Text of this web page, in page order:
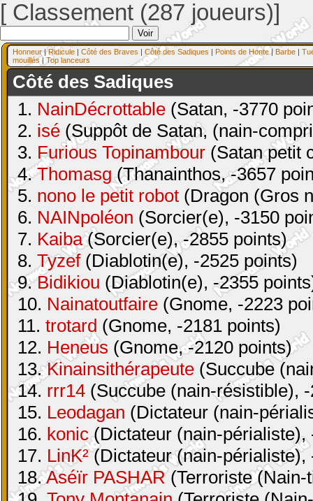
[ Classement (287 joueurs)]
Honneur|Ridicule | Côté des Braves | Côté des Sadiques | Points de Honte| Barbe |
mouillés| Top lanceurs
Côté des Sadiques
1. NainDécrottable (Satan, -3770
2. isé (Suppôt de Satan, (nain-
3. Furious Topinambour (Satan petit
4.Thomasg(Thanainthos, -3657
5. nono le petit robot (Dragon (Gros
6. NAINpoléon (Sorcier(e), -3150
7. Kaiba(Sorcier(e), -2855 points)
8. Tyzef(Diablotin(e), -2525 points)
9.Bidikiou (Diablotin(e), -2355
10. Nainatoutfaire (Gnome, -2223
11. trotard (Gnome, -2181 points)
12. Heneus (Gnome, -2120 points)
13.Kinainsithérapeute (Succube
14. rrr14 (Succube (nain-résistible),
15. Leodagan (Dictateur (nain-
16. konic(Dictateur (nain-périaliste),
17. LinK²(Dictateur (nain-périaliste),
18.Aséïr PASHAR(Terroriste (Nain-